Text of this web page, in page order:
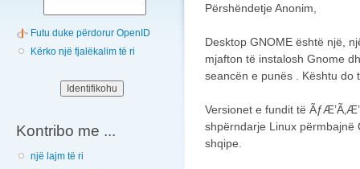
Futu duke përdorur OpenID
Kërko një fjalëkalim të ri
Kontribo me ...
një lajm të ri
Përshëndetje Anonim,
Desktop GNOME është një,
mjafton të instalosh Gnome
seancën e punës . Kështu do
Versionet e fundit të
shpërndarje Linux përmbajnë
shqipe.